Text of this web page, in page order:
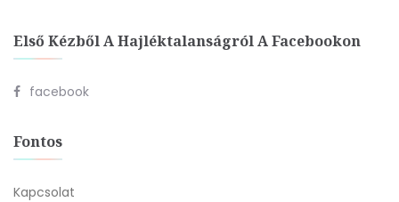
Első Kézből A Hajléktalanságról A Facebookon
facebook
Fontos
Kapcsolat